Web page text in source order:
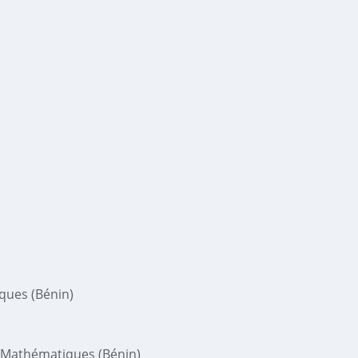
(Bénin)
(Bénin)